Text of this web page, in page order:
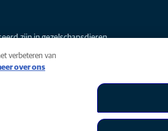
zijn in gezelschapsdieren.
AniCura
verbeteren van
over ons